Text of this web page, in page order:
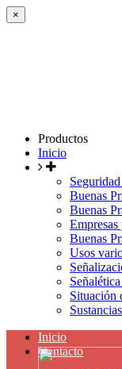
×
Productos
Inicio
Buenas
Buenas
Buenas
Usos
Situación
Inicio
Contacto